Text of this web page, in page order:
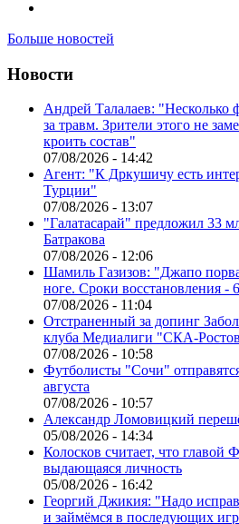
Больше новостей
Новости
Андрей Талалаев: "Несколько
за травм. Зрители этого не
кроить состав"
07/08/2026 - 14:42
Агент: "К Дркушичу есть
Турции"
07/08/2026 - 13:07
"Галатасарай" предложил 33
Батракова
07/08/2026 - 12:06
Шамиль Газизов: "Джапо
ноге. Сроки восстановления -
07/08/2026 - 11:04
Отстраненный за допинг
клуба Медиалиги "СКА-
07/08/2026 - 10:58
Футболисты "Сочи"
августа
07/08/2026 - 10:57
Александр Ломовицкий
05/08/2026 - 14:34
Колосков считает, что
выдающаяся личность
05/08/2026 - 16:42
Георгий Джикия: "Надо
и займёмся в последующих